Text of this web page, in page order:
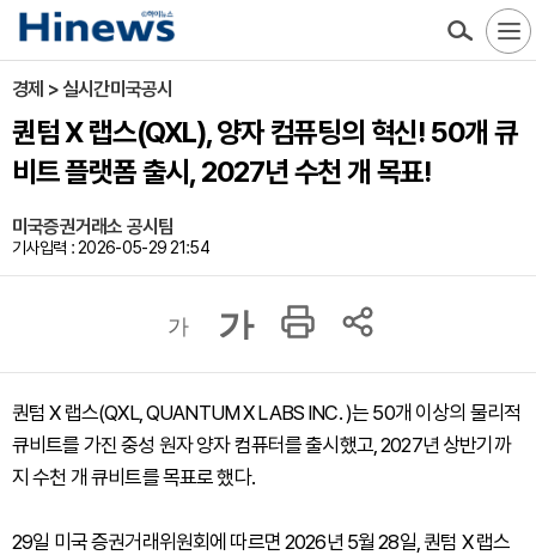
경제 > 실시간미국공시
퀀텀 X 랩스(QXL), 양자 컴퓨팅의 혁신! 50개 큐
비트 플랫폼 출시, 2027년 수천 개 목표!
미국증권거래소 공시팀
기사입력 : 2026-05-29 21:54
가 가
퀀텀 X 랩스(QXL, QUANTUM X LABS INC. )는 50개 이상의 물리적
큐비트를 가진 중성 원자 양자 컴퓨터를 출시했고, 2027년 상반기까
지 수천 개 큐비트를 목표로 했다.
29일 미국 증권거래위원회에 따르면 2026년 5월 28일, 퀀텀 X 랩스